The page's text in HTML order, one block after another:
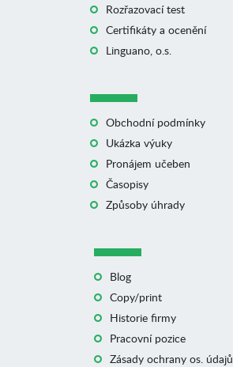
Rozřazovací test
Certifikáty a ocenění
Linguano, o.s.
Obchodní podmínky
Ukázka výuky
Pronájem učeben
Časopisy
Způsoby úhrady
Blog
Copy/print
Historie firmy
Pracovní pozice
Zásady ochrany os. údajů